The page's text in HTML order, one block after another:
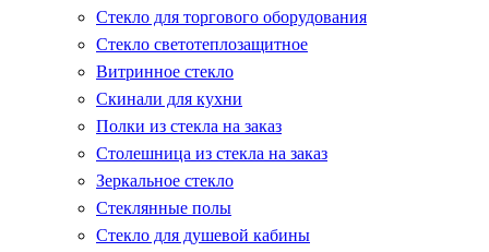
Стекло для торгового оборудования
Стекло светотеплозащитное
Витринное стекло
Скинали для кухни
Полки из стекла на заказ
Столешница из стекла на заказ
Зеркальное стекло
Стеклянные полы
Стекло для душевой кабины